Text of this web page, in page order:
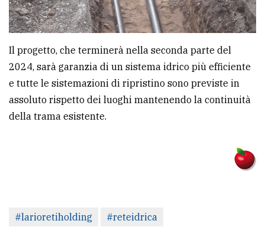
Il progetto, che terminerà nella seconda parte del
2024, sarà garanzia di un sistema idrico più efficiente
e tutte le sistemazioni di ripristino sono previste in
assoluto rispetto dei luoghi mantenendo la continuità
della trama esistente.
#larioretiholding #reteidrica